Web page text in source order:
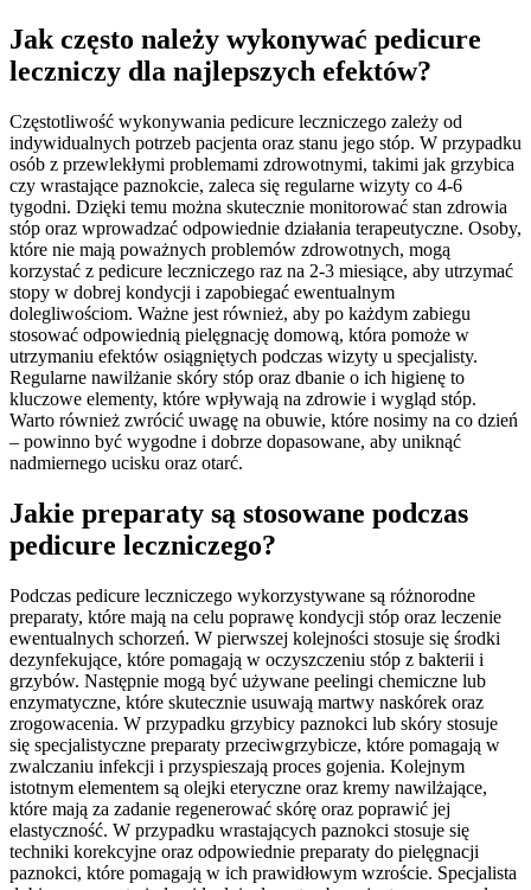
Jak często należy wykonywać pedicure
leczniczy dla najlepszych efektów?
Częstotliwość wykonywania pedicure leczniczego zależy od
indywidualnych potrzeb pacjenta oraz stanu jego stóp. W przypadku
osób z przewlekłymi problemami zdrowotnymi, takimi jak grzybica
czy wrastające paznokcie, zaleca się regularne wizyty co 4-6
tygodni. Dzięki temu można skutecznie monitorować stan zdrowia
stóp oraz wprowadzać odpowiednie działania terapeutyczne. Osoby,
które nie mają poważnych problemów zdrowotnych, mogą
korzystać z pedicure leczniczego raz na 2-3 miesiące, aby utrzymać
stopy w dobrej kondycji i zapobiegać ewentualnym
dolegliwościom. Ważne jest również, aby po każdym zabiegu
stosować odpowiednią pielęgnację domową, która pomoże w
utrzymaniu efektów osiągniętych podczas wizyty u specjalisty.
Regularne nawilżanie skóry stóp oraz dbanie o ich higienę to
kluczowe elementy, które wpływają na zdrowie i wygląd stóp.
Warto również zwrócić uwagę na obuwie, które nosimy na co dzień
– powinno być wygodne i dobrze dopasowane, aby uniknąć
nadmiernego ucisku oraz otarć.
Jakie preparaty są stosowane podczas
pedicure leczniczego?
Podczas pedicure leczniczego wykorzystywane są różnorodne
preparaty, które mają na celu poprawę kondycji stóp oraz leczenie
ewentualnych schorzeń. W pierwszej kolejności stosuje się środki
dezynfekujące, które pomagają w oczyszczeniu stóp z bakterii i
grzybów. Następnie mogą być używane peelingi chemiczne lub
enzymatyczne, które skutecznie usuwają martwy naskórek oraz
zrogowacenia. W przypadku grzybicy paznokci lub skóry stosuje
się specjalistyczne preparaty przeciwgrzybicze, które pomagają w
zwalczaniu infekcji i przyspieszają proces gojenia. Kolejnym
istotnym elementem są olejki eteryczne oraz kremy nawilżające,
które mają za zadanie regenerować skórę oraz poprawić jej
elastyczność. W przypadku wrastających paznokci stosuje się
techniki korekcyjne oraz odpowiednie preparaty do pielęgnacji
paznokci, które pomagają w ich prawidłowym wzroście. Specjalista